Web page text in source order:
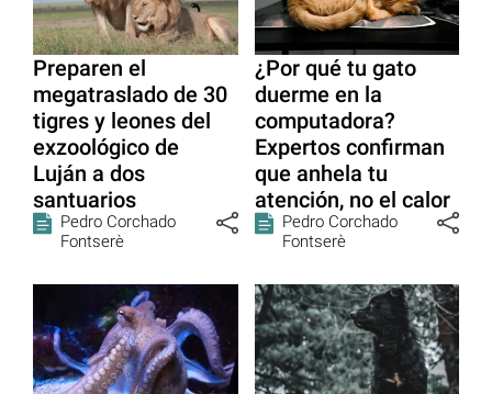
Preparen el
megatraslado de 30
tigres y leones del
exzoológico de
Luján a dos
santuarios
Pedro Corchado
Fontserè
¿Por qué tu gato
duerme en la
computadora?
Expertos confirman
que anhela tu
atención, no el calor
Pedro Corchado
Fontserè